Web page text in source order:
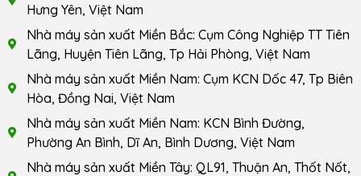
Hưng Yên, Việt Nam
Nhà máy sản xuất Miền Bắc: Cụm Công Nghiệp TT Tiên
Lãng, Huyện Tiên Lãng, Tp Hải Phòng, Việt Nam
Nhà máy sản xuất Miền Nam: Cụm KCN Dốc 47, Tp Biên
Hòa, Đồng Nai, Việt Nam
Nhà máy sản xuất Miền Nam: KCN Bình Đường,
Phường An Bình, Dĩ An, Bình Dương, Việt Nam
Nhà máy sản xuất Miền Tây: QL91, Thuận An, Thốt Nốt,